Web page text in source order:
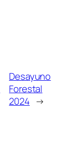
Desayuno
Forestal
2024 →